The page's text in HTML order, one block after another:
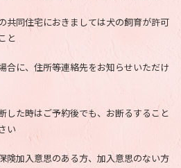
共同住宅におきましては犬の飼育が許可
と
合に、住所等連絡先をお知らせいただけ
した時はご予約後でも、お断るすること
い
険加入意思のある方、加入意思のない方